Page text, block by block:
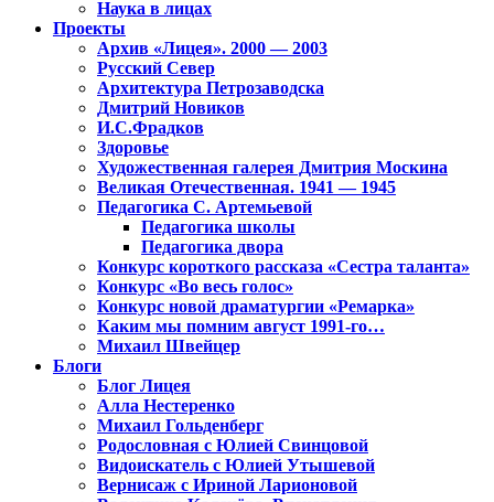
Наука в лицах
Проекты
Архив «Лицея». 2000 — 2003
Русский Север
Архитектура Петрозаводска
Дмитрий Новиков
И.С.Фрадков
Здоровье
Художественная галерея Дмитрия Москина
Великая Отечественная. 1941 — 1945
Педагогика С. Артемьевой
Педагогика школы
Педагогика двора
Конкурс короткого рассказа «Сестра таланта»
Конкурс «Во весь голос»
Конкурс новой драматургии «Ремарка»
Каким мы помним август 1991-го…
Михаил Швейцер
Блоги
Блог Лицея
Алла Нестеренко
Михаил Гольденберг
Родословная с Юлией Свинцовой
Видоискатель с Юлией Утышевой
Вернисаж с Ириной Ларионовой